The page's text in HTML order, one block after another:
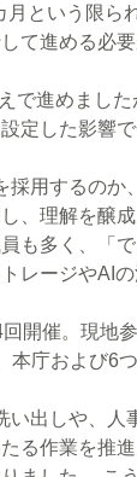
という限ら
て進める必
で進めまし
定した影響
用するの
、理解を醸
も多く、「
レージやAI
開催。現地
庁および6
出しや、
る作業を推